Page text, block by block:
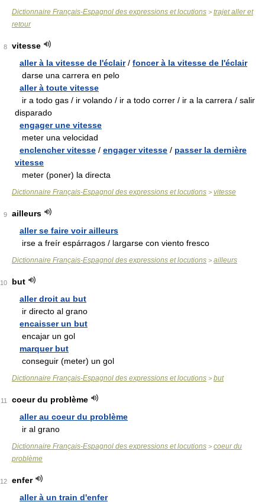
Dictionnaire Français-Espagnol des expressions et locutions > trajet aller et
retour
8
vitesse
aller à la vitesse de l'éclair/ foncer à la vitesse de l'éclair
darse una carrera en pelo
aller à toute vitesse
ir a todo gas / ir volando / ir a todo correr / ir a la carrera / salir
disparado
engager une vitesse
meter una velocidad
enclencher vitesse / engager vitesse / passer la dernière
vitesse
meter (poner) la directa
Dictionnaire Français-Espagnol des expressions et locutions > vitesse
9
ailleurs
aller se faire voir ailleurs
irse a freír espárragos / largarse con viento fresco
Dictionnaire Français-Espagnol des expressions et locutions > ailleurs
10
but
aller droit au but
ir directo al grano
encaisser un but
encajar un gol
marquer but
conseguir (meter) un gol
Dictionnaire Français-Espagnol des expressions et locutions > but
11
coeur du problème
aller au coeur du problème
ir al grano
Dictionnaire Français-Espagnol des expressions et locutions > coeur du
problème
12
enfer
aller à un train d'enfer